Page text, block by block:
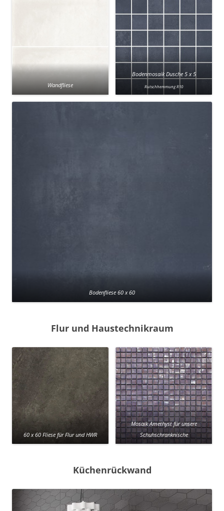
Wandfliese
Bodenmosaik Dusche 5 x 5
Rutschhemmung R10
Bodenfliese 60 x 60
Flur und Haustechnikraum
60 x 60 Fliese für Flur und HWR
Mosaik Amethyst für unsere
Schuhschranknische
Küchenrückwand